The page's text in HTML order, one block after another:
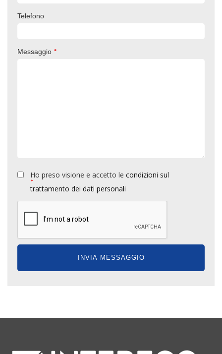
Telefono
Messaggio *
*
Ho preso visione e accetto le condizioni sul
trattamento dei dati personali